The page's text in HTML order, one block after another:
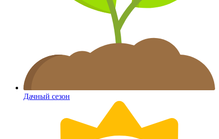
Дачный сезон